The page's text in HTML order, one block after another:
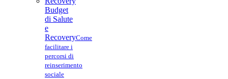
Budget
di Salute
e
RecoveryCome
facilitare i
percorsi di
reinserimento
sociale